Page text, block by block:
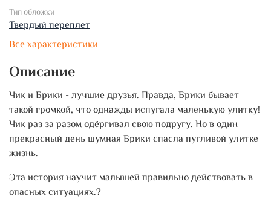
Тип обложки
Твердый переплет
Все характеристики
Описание
Чик и Брики - лучшие друзья. Правда, Брики бывает
такой громкой, что однажды испугала маленькую улитку!
Чик раз за разом одёргивал свою подругу. Но в один
прекрасный день шумная Брики спасла пугливой улитке
жизнь.
Эта история научит малышей правильно действовать в
опасных ситуациях.?